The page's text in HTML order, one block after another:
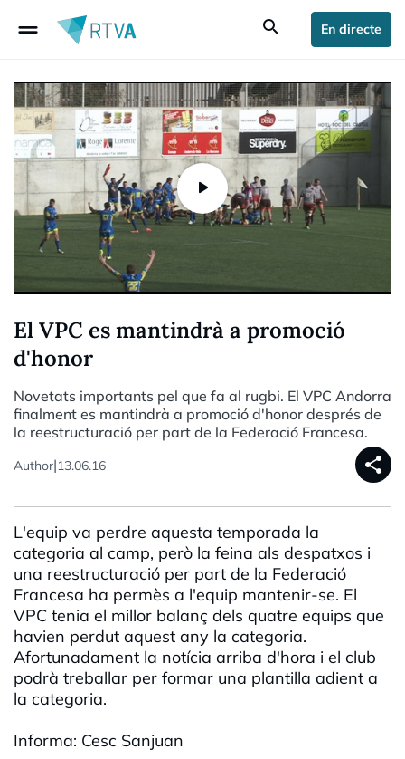
drag_handle search En directe
El VPC es mantindrà a promoció
d'honor
Novetats importants pel que fa al rugbi. El VPC Andorra
finalment es mantindrà a promoció d'honor després de
la reestructuració per part de la Federació Francesa.
Author|13.06.16 share
L'equip va perdre aquesta temporada la
categoria al camp, però la feina als despatxos i
una reestructuració per part de la Federació
Francesa ha permès a l'equip mantenir-se. El
VPC tenia el millor balanç dels quatre equips que
havien perdut aquest any la categoria.
Afortunadament la notícia arriba d'hora i el club
podrà treballar per formar una plantilla adient a
la categoria.
Informa: Cesc Sanjuan